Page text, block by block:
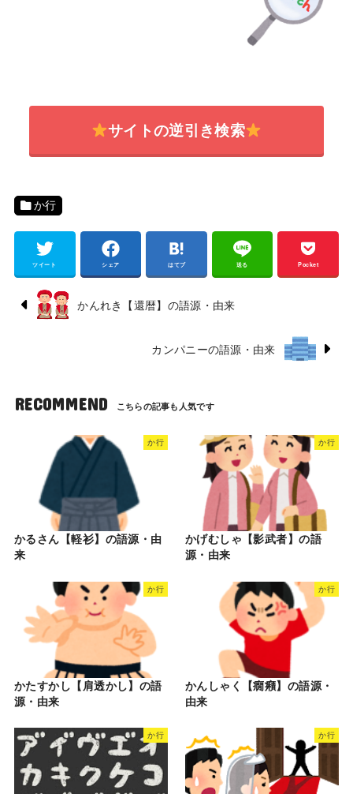
サイトの逆引き検索
か行
ツイート シェア はてブ 送る Pocket
かんれき【還暦】の語源・由来
カンパニーの語源・由来
RECOMMEND
か行
かるさん【軽衫】の語源・由
来
か行
かげむしゃ【影武者】の語
源・由来
か行
かたすかし【肩透かし】の語
源・由来
か行
かんしゃく【癇癪】の語源・
由来
か行 か行